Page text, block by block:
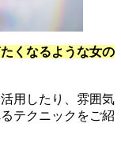
くなるような女の
用したり、雰囲気
テクニックをご紹